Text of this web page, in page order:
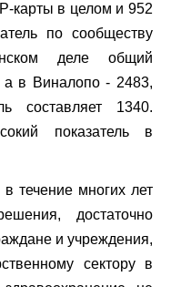
карты в целом и 952
по сообществу
деле общий
а в Виналопо - 2483,
составляет 1340.
показатель в
течение многих лет
достаточно
и учреждения,
сектору в